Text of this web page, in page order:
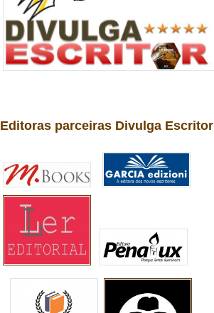
Editoras parceiras Divulga Escritor